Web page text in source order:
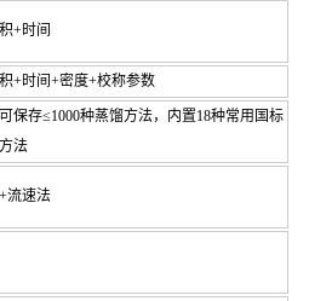
+时间
+时间+密度+校称参数
可保存≤1000种蒸馏方法，内置18种常用国标
方法
流速法